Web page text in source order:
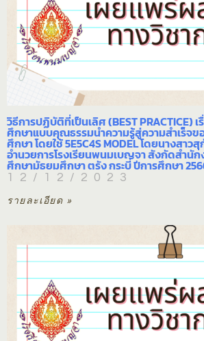
วิธีการปฏิบัติที่เป็นเลิศ (BEST PRACTICE)
ศึกษาแบบคุณธรรมนำความรู้สู่ความสำเร็จข
ศึกษา โดยใช้ 5E5C4S MODEL โดยนางสา
อำนวยการโรงเรียนพนมเบญจา สังกัดสำนั
ศึกษามัธยมศึกษา ตรัง กระบี่ ปีการศึกษา
12/12/2023
รายละเอียด »